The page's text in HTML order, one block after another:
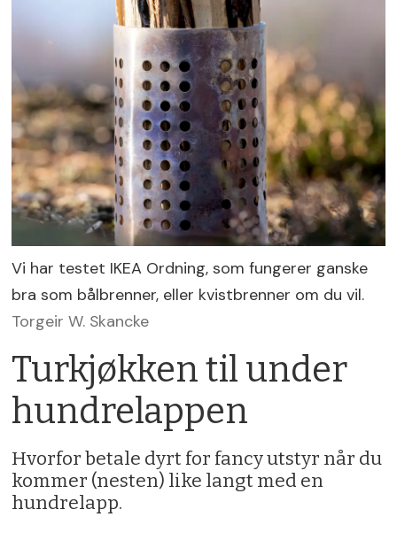
Vi har testet IKEA Ordning, som fungerer ganske
bra som bålbrenner, eller kvistbrenner om du vil.
Torgeir W. Skancke
Turkjøkken til under
hundrelappen
Hvorfor betale dyrt for fancy utstyr når du
kommer (nesten) like langt med en
hundrelapp.